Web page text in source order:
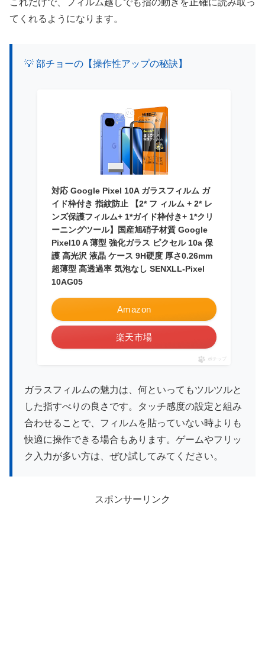
てくれるようになります。
💡 部チョーの【操作性アップの秘訣】
対応 Google Pixel 10A ガラスフィルム ガ
イド枠付き 指紋防止 【2* フ ィルム + 2* レ
ンズ保護フィルム+ 1*ガイド枠付き+ 1*クリ
ーニングツール】国産旭硝子材質 Google
Pixel10 A 薄型 強化ガラス ピクセル 10a 保
護 高光沢 液晶 ケース 9H硬度 厚さ0.26mm
超薄型 高透過率 気泡なし SENXLL-Pixel
10AG05
Amazon
楽天市場
ポチップ
ガラスフィルムの魅力は、何といってもツルツルと
した指すべりの良さです。タッチ感度の設定と組み
合わせることで、フィルムを貼っていない時よりも
快適に操作できる場合もあります。ゲームやフリッ
ク入力が多い方は、ぜひ試してみてください。
スポンサーリンク